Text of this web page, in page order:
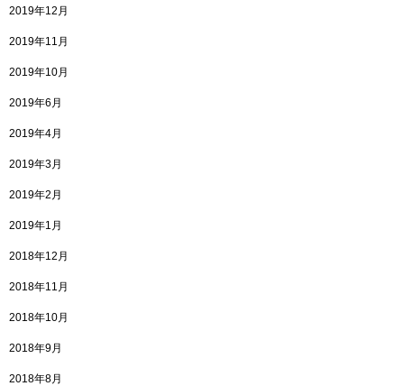
2019年12月
2019年11月
2019年10月
2019年6月
2019年4月
2019年3月
2019年2月
2019年1月
2018年12月
2018年11月
2018年10月
2018年9月
2018年8月